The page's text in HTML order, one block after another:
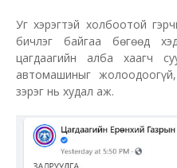
Уг хэрэгтэй холбоотой
бичлэг байгаа бөгөөд
цагдаагийн алба хаагч
автомашиныг
зэрэг нь худал аж.